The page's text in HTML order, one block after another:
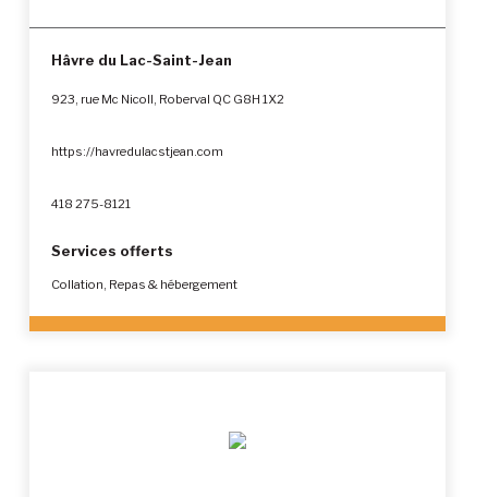
Hâvre du Lac-Saint-Jean
923, rue Mc Nicoll, Roberval QC G8H 1X2
https://havredulacstjean.com
418 275-8121
Services offerts
Collation, Repas & hébergement